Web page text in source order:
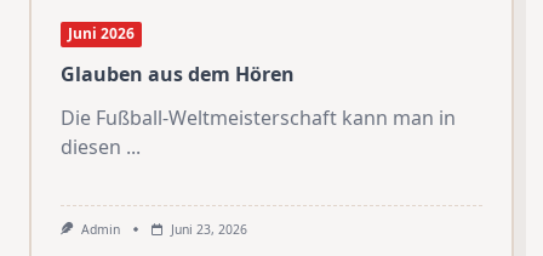
Juni 2026
Glauben aus dem Hören
Die Fußball-Weltmeisterschaft kann man in
diesen ...
Admin Juni 23, 2026